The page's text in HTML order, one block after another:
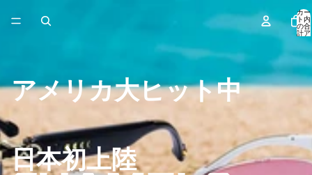
カー
ト内
の合
計ア
イテ
アメリカ大ヒット中
日本初上陸